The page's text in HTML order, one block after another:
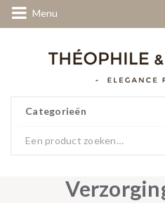
Menu
Categorieën